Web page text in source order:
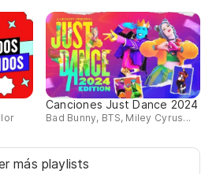
Canciones Just Dance 2024
Bad Bunny, BTS, Miley Cyrus...
más playlists